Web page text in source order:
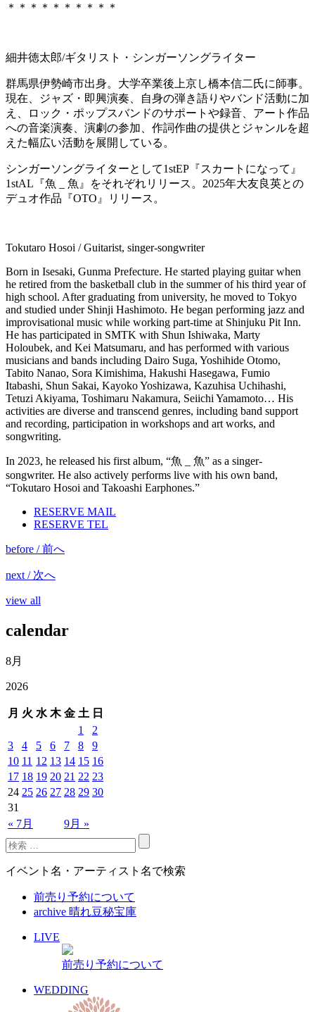
＊＊＊＊＊＊＊＊＊＊
細井徳太郎/ギタリスト・シンガーソングライター
群馬県伊勢崎市出身。大学卒業後上京し橋本信二氏に師事。
現在、ジャズ・即興演奏、自身の弾き語りやバンド活動に加
え、ロック・ポップスバンドのサポートや録音、アート作品
への音楽演奏、演劇の参加、作詞作曲の提供とジャンルを超
えた幅広い活動を展開している。
シンガーソングライターとして1stEP『スカートになって』
1stAL『魚 _ 魚』をそれぞれリリース。2025年大友良英との
デュオ作品『OTO』リリース。
Tokutaro Hosoi / Guitarist, singer-songwriter
Born in Isesaki, Gunma Prefecture. He started playing guitar when
he retired from the basketball club in the summer of his third year of
high school. After graduating from university, he moved to Tokyo
and studied under Shinji Hashimoto. He began performing jazz and
improvisational music while working part-time at Shinjuku Pit Inn.
He has participated in SMTK with Shun Ishiwaka, Marty
Holoubek, and Kei Matsumaru, and has performed with various
musicians and bands including Dairo Suga, Yoshihide Otomo,
Tabito Nanao, Sora Kimishima, Hakushi Hasegawa, Fumio
Itabashi, Shun Sakai, Kayoko Yoshizawa, Kazuhisa Uchihashi,
Tetuzi Akiyama, Toshimaru Nakamura, Seiichi Yamamoto… His
activities are diverse and transcend genres, including band support
and recording, participation in workshops and art works, and
songwriting.
In 2023, he released his first album, “魚 _ 魚” as a singer-
songwriter. He also actively performs live with his own band,
“Tokutaro Hosoi and Takoashi Earphones.”
RESERVE MAIL
RESERVE TEL
before / 前へ
next / 次へ
view all
calendar
8月
2026
月 火 水 木 金 土 日
« 7月 9月 »
1
2
3
4 5 6 7 8
9
10 11 12 13 14 15 16
17 18 19 20 21 22 23
24 25 26 27 28 29 30
31
イベント名・アーティスト名で検索
前売り予約について
archive 晴れ豆秘宝庫
LIVE
前売り予約について
WEDDING